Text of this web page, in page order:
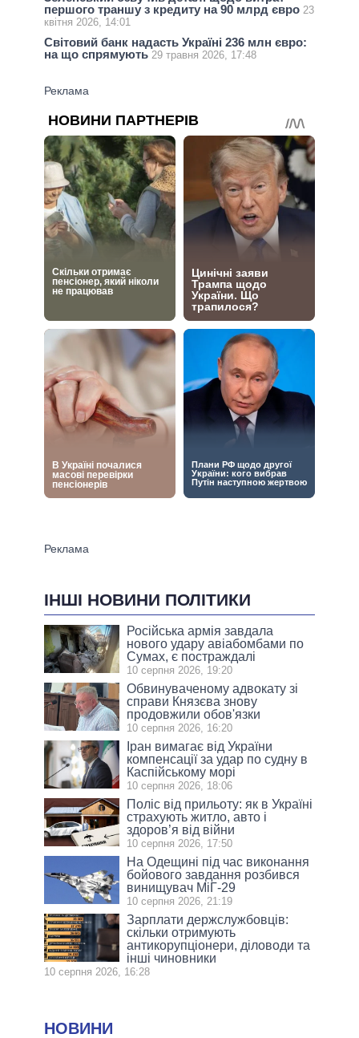
першого траншу з кредиту на 90 млрд євро 23
квітня 2026, 14:01
Світовий банк надасть Україні 236 млн євро:
на що спрямують 29 травня 2026, 17:48
ІНШІ НОВИНИ ПОЛІТИКИ
Російська армія завдала
нового удару авіабомбами по
Сумах, є постраждалі
10 серпня 2026, 19:20
Обвинуваченому адвокату зі
справи Князєва знову
продовжили обов'язки
10 серпня 2026, 16:20
Іран вимагає від України
компенсації за удар по судну в
Каспійському морі
10 серпня 2026, 18:06
Поліс від прильоту: як в Україні
страхують житло, авто і
здоров’я від війни
10 серпня 2026, 17:50
На Одещині під час виконання
бойового завдання розбився
винищувач МіГ-29
10 серпня 2026, 21:19
Зарплати держслужбовців:
скільки отримують
антикорупціонери, діловоди та
інші чиновники
10 серпня 2026, 16:28
НОВИНИ